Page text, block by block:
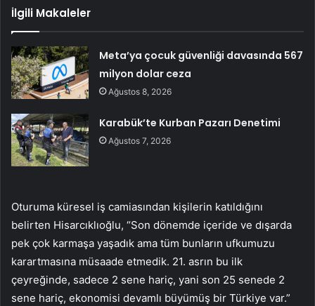
İlgili Makaleler
Meta’ya çocuk güvenliği davasında 567
milyon dolar ceza
Ağustos 8, 2026
Karabük’te Kurban Pazarı Denetimi
Ağustos 7, 2026
Oturuma küresel iş camiasından kişilerin katıldığını
belirten Hisarcıklıoğlu, “Son dönemde içeride ve dışarda
pek çok karmaşa yaşadık ama tüm bunların ufkumuzu
karartmasına müsaade etmedik. 21. asrın bu ilk
çeyreğinde, sadece 2 sene hariç, yani son 25 senede 2
sene hariç, ekonomisi devamlı büyümüş bir Türkiye var.”